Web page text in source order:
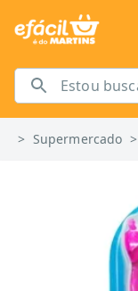
> Supermercado >